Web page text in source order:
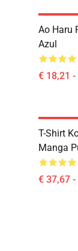
Ao Haru
Azul
€ 18,21
T-Shirt
Manga
€ 37,67 -